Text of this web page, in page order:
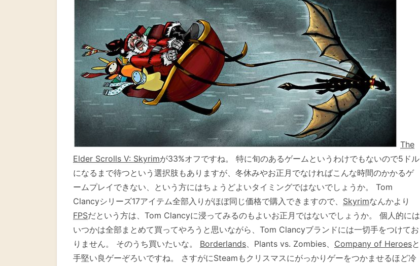
The
Elder Scrolls V: Skyrimが33%オフですね。 特に旬のあるゲームというわけでもないので5ドル
になるまで待つという選択肢もありますが、冬休みやお正月でなければこんな時間のかかるゲ
ームプレイできない、という方にはちょうどよいタイミングではないでしょうか。 Tom
Clancyシリーズ17アイテム全部入りがほぼ同じ価格で購入できますので、 Skyrimなんかより
FPSだという方は、Tom Clancyに浸ってみるのもよいお正月ではないでしょうか。 個人的には
いつかは全部まとめて買ってやろうと思いながら、Tom Clancyブランドには一切手をつけてお
りません。 そのうち買いたいな。 Borderlands 、Plants vs. Zombies、 Company of Heroesと
手堅い良ゲーぞろいですね。 さすがにSteamもクリスマスにがっかりゲーをつかませるほど冷